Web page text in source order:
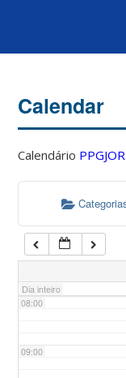
Calendar
Calendário PPGJOR
Dia inteiro
04:00
05:00
07:00
08:00
09:00